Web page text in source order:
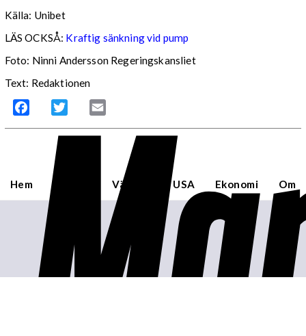
Källa: Unibet
LÄS OCKSÅ: Kraftig sänkning vid pump
Foto: Ninni Andersson Regeringskansliet
Text: Redaktionen
Facebook Twitter
Hem Världen USA Ekonomi Om